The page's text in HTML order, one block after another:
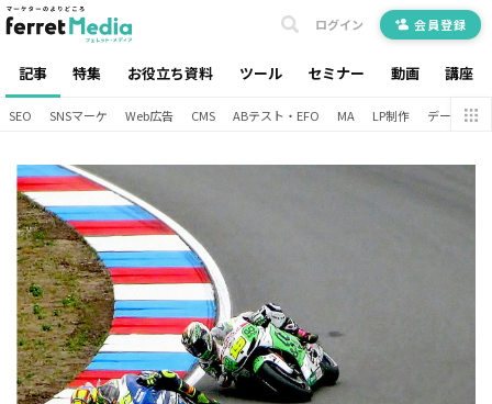
記事 特集 お役立ち資料 ツール セミナー 動画 講座
ログイン 会員登録
SEO SNSマーケ Web広告 CMS ABテスト・EFO MA LP制作 データ分析